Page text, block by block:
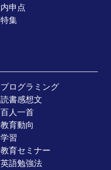
内申点
特集
プログラミング
読書感想文
百人一首
教育動向
学習
教育セミナー
英語勉強法